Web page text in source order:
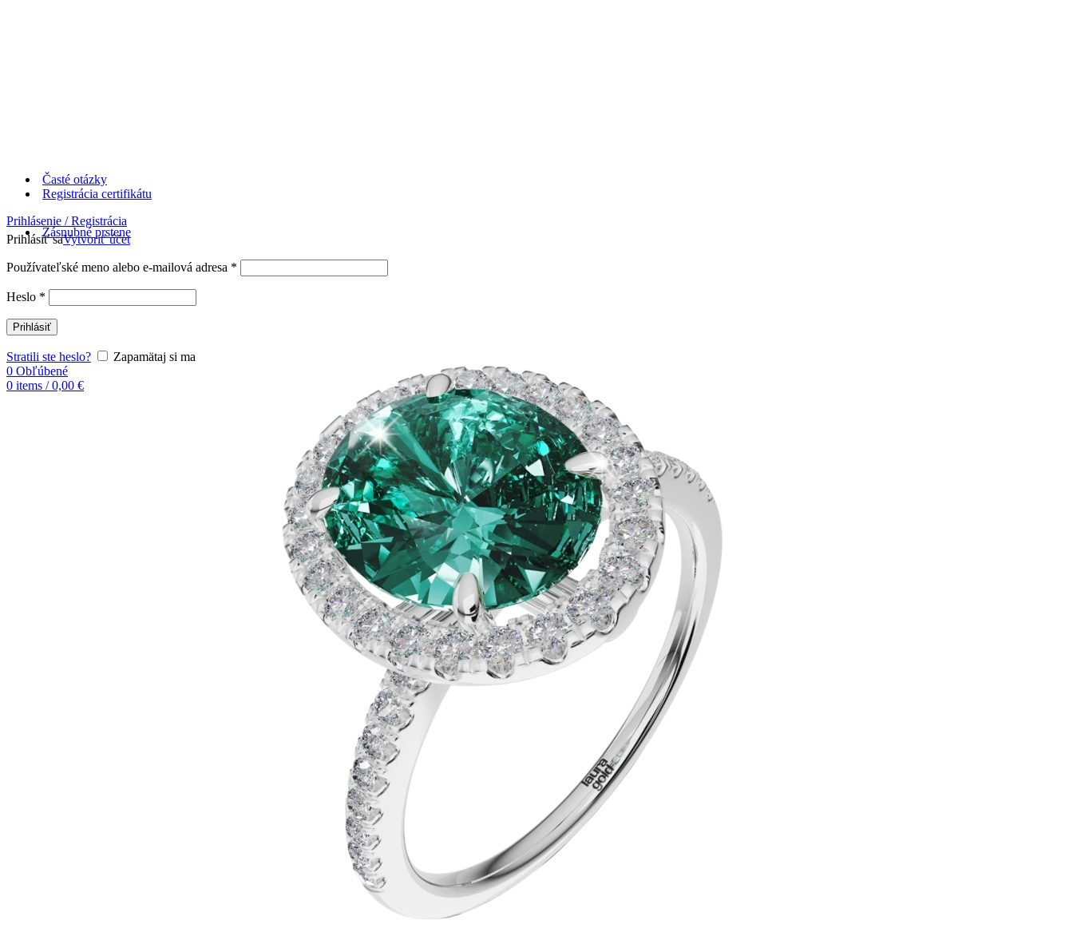
Časté otázky
Registrácia certifikátu
Prihlásenie / Registrácia
Prihlásiť saVytvoriť účet
Používateľské meno alebo e-mailová adresa *
Heslo *
Prihlásiť
Stratili ste heslo?
Zapamätaj si ma
0 Obľúbené
0 items / 0,00 €
Zásnubné prstene